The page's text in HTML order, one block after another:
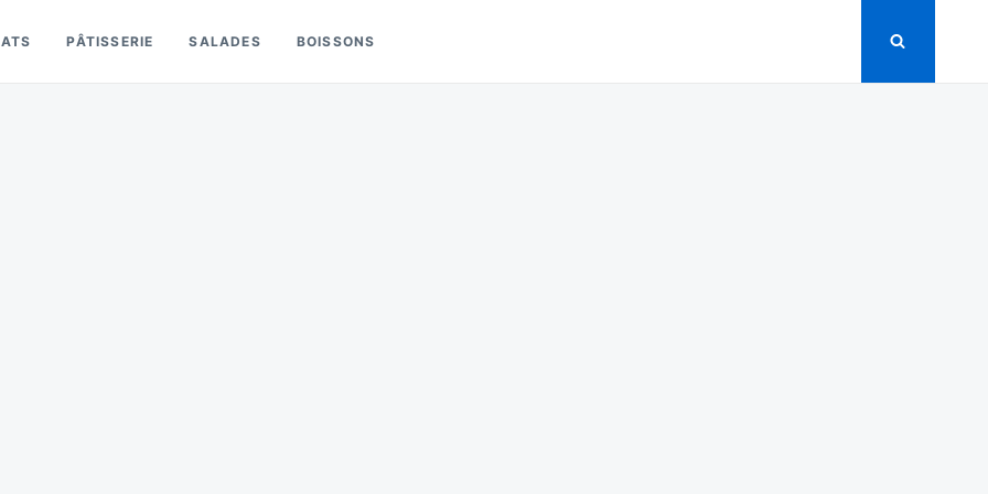
PÂTISSERIE SALADES BOISSONS